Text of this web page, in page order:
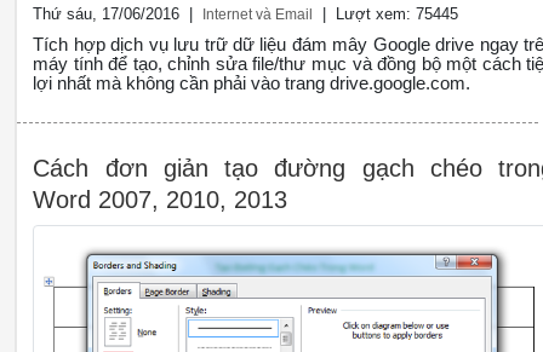
Thứ sáu, 17/06/2016 | Internet và Email | Lượt xem: 75445
Tích hợp dịch vụ lưu trữ dữ liệu đám mây Google drive ngay
máy tính để tạo, chỉnh sửa file/thư mục và đồng bộ một cách
lợi nhất mà không cần phải vào trang drive.google.com.
Cách đơn giản tạo đường gạch chéo
Word 2007, 2010, 2013